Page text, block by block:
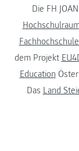
Die FH
dem Projekt
Education
Das Land